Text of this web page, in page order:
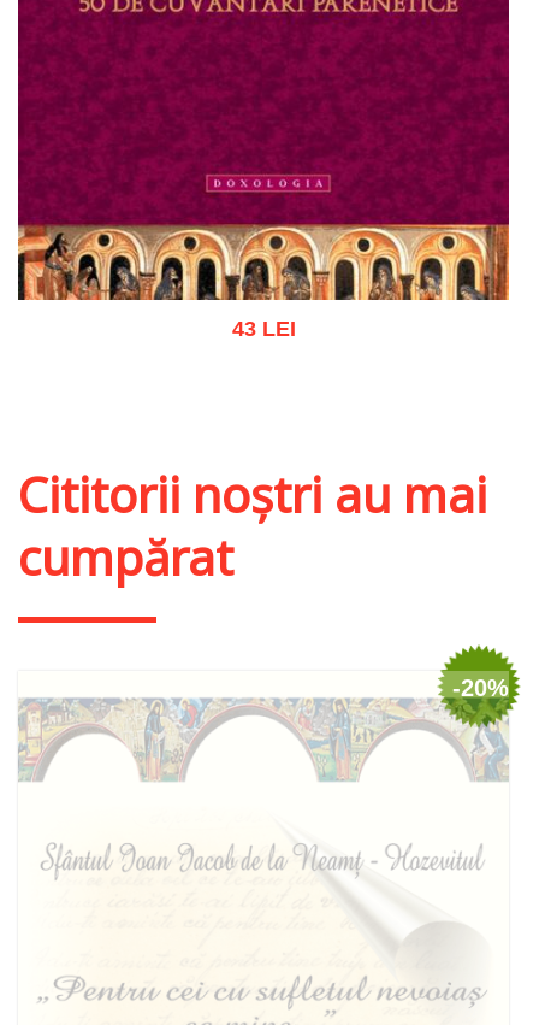
43 LEI
Cititorii noștri au mai
cumpărat
-20%